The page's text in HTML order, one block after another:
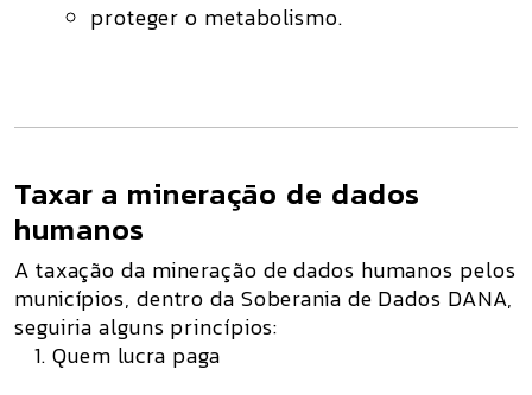
proteger o metabolismo.
Taxar a mineração de dados
humanos
A taxação da mineração de dados humanos pelos
municípios, dentro da Soberania de Dados DANA,
seguiria alguns princípios:
Quem lucra paga